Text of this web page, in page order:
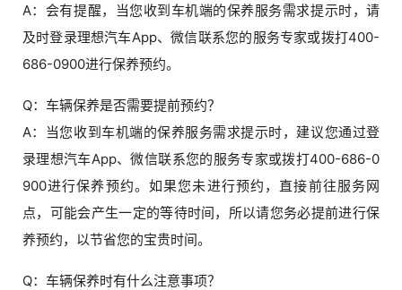
A：会有提醒，当您收到车机端的保养服务需求提示时，请
及时登录理想汽车App、微信联系您的服务专家或拨打400-
686-0900进行保养预约。
Q：车辆保养是否需要提前预约？
A：当您收到车机端的保养服务需求提示时，建议您通过登
录理想汽车App、微信联系您的服务专家或拨打400-686-0
900进行保养预约。如果您未进行预约，直接前往服务网
点，可能会产生一定的等待时间，所以请您务必提前进行保
养预约，以节省您的宝贵时间。
Q：车辆保养时有什么注意事项？